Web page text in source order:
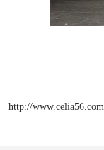
http://www.celia56.com